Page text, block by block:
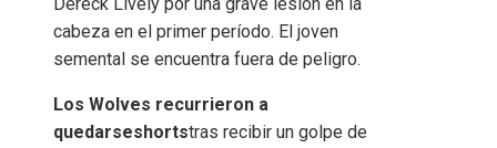
cabeza en el primer período. El joven
semental se encuentra fuera de peligro.
Los Wolves recurrieron a
quedarseshortstras recibir un golpe de